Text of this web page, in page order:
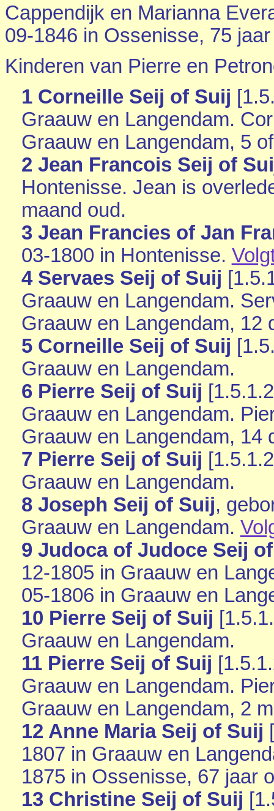
Cappendijk en Marianna
09-1846 in Ossenisse, 75
Kinderen van Pierre en
1 Corneille Seij of Suij [
Graauw en Langendam.
Graauw en Langendam, 5
2 Jean Francois Seij of
Hontenisse. Jean is
maand oud.
3 Jean Francies of Jan
03-1800 in Hontenisse.
4 Servaes Seij of Suij [
Graauw en Langendam.
Graauw en Langendam, 12
5 Corneille Seij of Suij [
Graauw en Langendam.
6 Pierre Seij of Suij [
Graauw en Langendam.
Graauw en Langendam, 14
7 Pierre Seij of Suij [
Graauw en Langendam.
8 Joseph Seij of Suij,
Graauw en Langendam.
9 Judoca of Judoce Seij
12-1805 in Graauw en
05-1806 in Graauw en
10 Pierre Seij of Suij [
Graauw en Langendam.
11 Pierre Seij of Suij [
Graauw en Langendam.
Graauw en Langendam, 2
12 Anne Maria Seij of Suij [
1807 in Graauw en
1875 in Ossenisse, 67 jaar
13 Christine Seij of Suij [